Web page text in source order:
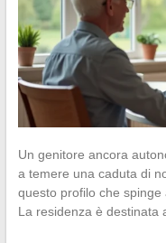
Un genitore ancora
a temere una caduta di
questo profilo che spinge
La residenza è destinata